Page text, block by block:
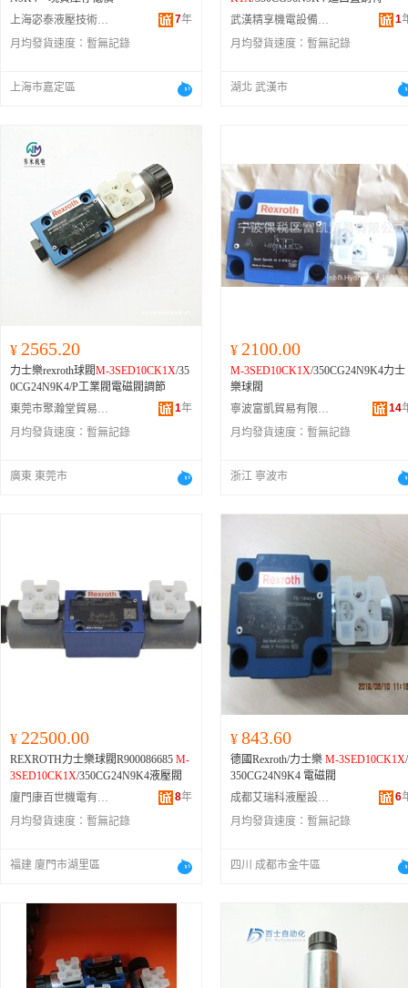
上海宓泰液壓技術有限公司
7年
月均發貨速度： 暫無記錄
上海市嘉定區
武漢精享機電設備有限公司
1
月均發貨速度： 暫無記錄
湖北 武漢市
¥ 2565.20
力士樂rexroth球閥M-3SED10CK1X/35
0CG24N9K4/P工業閥電磁閥調節
東莞市聚瀚堂貿易有限公司
1年
月均發貨速度： 暫無記錄
廣東 東莞市
¥ 2100.00
M-3SED10CK1X/350CG24N9K4力士
樂球閥
寧波富凱貿易有限公司
14
月均發貨速度： 暫無記錄
浙江 寧波市
¥ 22500.00
REXROTH力士樂球閥R900086685 M-
3SED10CK1X/350CG24N9K4液壓閥
廈門康百世機電有限公司
8年
月均發貨速度： 暫無記錄
福建 廈門市湖里區
¥ 843.60
德國Rexroth/力士樂 M-3SED10CK1X/
350CG24N9K4 電磁閥
成都艾瑞科液壓設備有限公司
6
月均發貨速度： 暫無記錄
四川 成都市金牛區